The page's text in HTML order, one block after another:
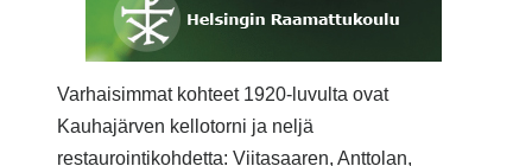
Varhaisimmat kohteet 1920-luvulta ovat
Kauhajärven kellotorni ja neljä
restaurointikohdetta: Viitasaaren, Anttolan,